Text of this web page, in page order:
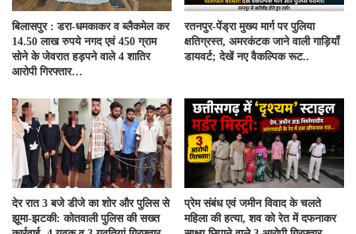
बिलासपुर : डरा-धमकाकर व ब्लैकमेल कर
14.50 लाख रुपये नगद एवं 450 ग्राम
सोने के जेवरात हड़पने वाले 4 शातिर
आरोपी गिरफ्तार…
रतनपुर-पेंड्रा मुख्य मार्ग पर पुलिया
क्षतिग्रस्त, अमरकंटक जाने वाली गाड़ियाँ
डायवर्ट; देखें नए वैकल्पिक रूट..
देर रात 3 बजे डीजे का शोर और पुलिस से
झूमा-झटकी: कोतवाली पुलिस की सख्त
प्रेम संबंध एवं जमीन विवाद के चलते
महिला की हत्या, शव को रेत में दफनाकर